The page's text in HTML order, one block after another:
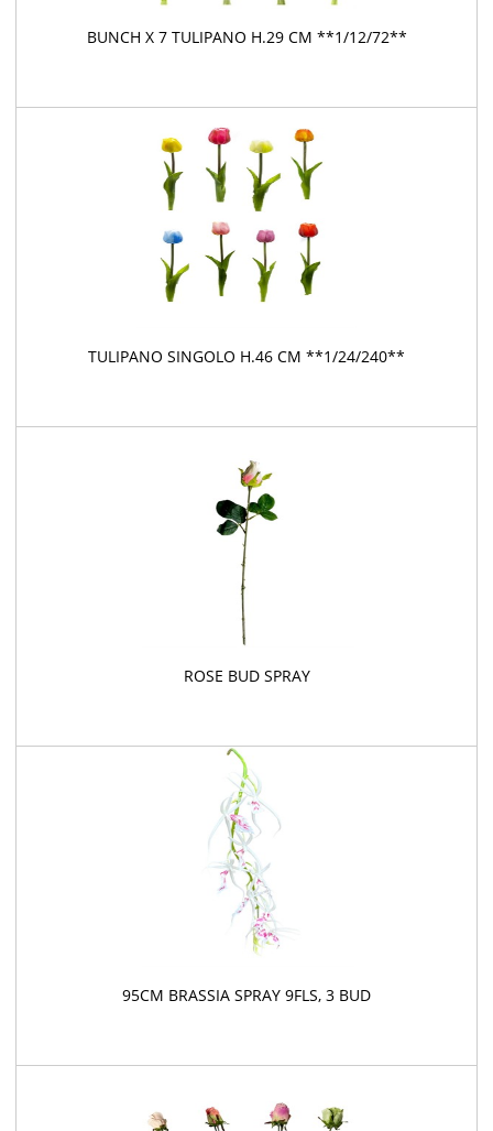
BUNCH X 7 TULIPANO H.29 CM **1/12/72**
TULIPANO SINGOLO H.46 CM **1/24/240**
ROSE BUD SPRAY
95CM BRASSIA SPRAY 9FLS, 3 BUD